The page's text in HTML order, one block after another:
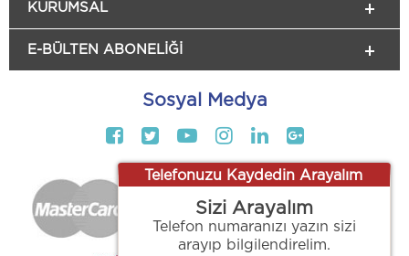
KURUMSAL
E-BÜLTEN ABONELİĞİ
Sosyal Medya
Telefonuzu Kaydedin Arayalım
Sizi Arayalım
Telefon numaranızı yazın sizi
arayıp bilgilendirelim.